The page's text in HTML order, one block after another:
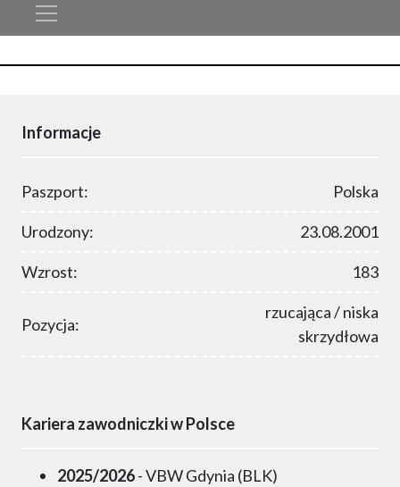
Informacje
Paszport: Polska
Urodzony: 23.08.2001
Wzrost: 183
Pozycja:
rzucająca / niska
skrzydłowa
Kariera zawodniczki w Polsce
2025/2026- VBW Gdynia (BLK)